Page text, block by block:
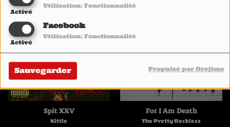
Activé
Utilisation: Fonctionnalité
Facebook
Activé
Utilisation: Fonctionnalité
Sauvegarder Propulsé par Orejime
18:22
Spit XXV
Kittie
18:18
For I Am Death
The Pretty Reckless